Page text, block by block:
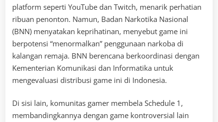
platform seperti YouTube dan Twitch, menarik perhatian
ribuan penonton. Namun, Badan Narkotika Nasional
(BNN) menyatakan keprihatinan, menyebut game ini
berpotensi “menormalkan” penggunaan narkoba di
kalangan remaja. BNN berencana berkoordinasi dengan
Kementerian Komunikasi dan Informatika untuk
mengevaluasi distribusi game ini di Indonesia.
Di sisi lain, komunitas gamer membela Schedule 1,
membandingkannya dengan game kontroversial lain